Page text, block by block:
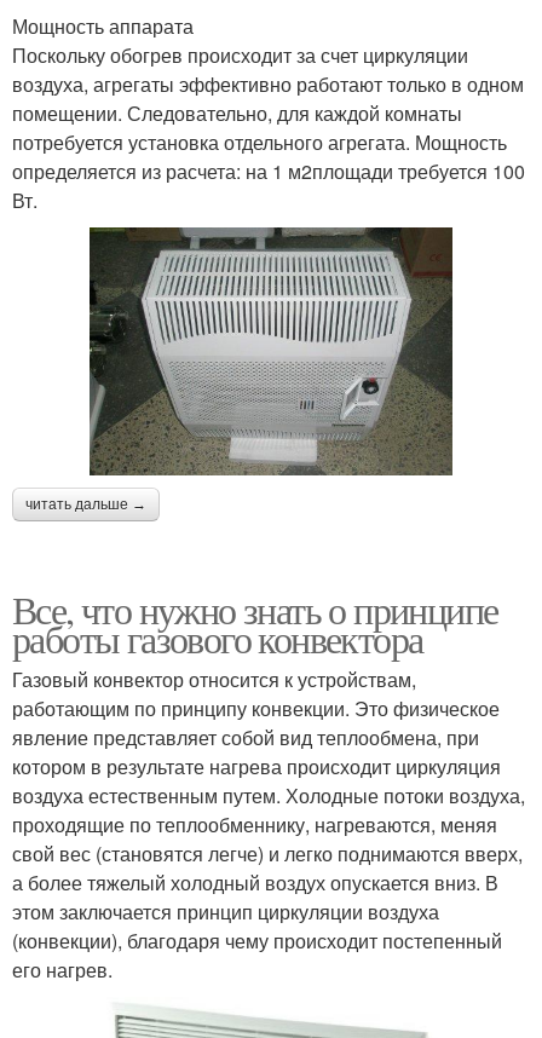
Мощность аппарата
Поскольку обогрев происходит за счет циркуляции
воздуха, агрегаты эффективно работают только в одном
помещении. Следовательно, для каждой комнаты
потребуется установка отдельного агрегата. Мощность
определяется из расчета: на 1 м2площади требуется 100
Вт.
читать дальше →
Все, что нужно знать о принципе
работы газового конвектора
Газовый конвектор относится к устройствам,
работающим по принципу конвекции. Это физическое
явление представляет собой вид теплообмена, при
котором в результате нагрева происходит циркуляция
воздуха естественным путем. Холодные потоки воздуха,
проходящие по теплообменнику, нагреваются, меняя
свой вес (становятся легче) и легко поднимаются вверх,
а более тяжелый холодный воздух опускается вниз. В
этом заключается принцип циркуляции воздуха
(конвекции), благодаря чему происходит постепенный
его нагрев.